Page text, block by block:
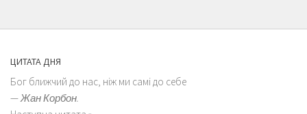
ЦИТАТА ДНЯ
Бог ближчий до нас, ніж ми самі до себе
—Жан Корбон.